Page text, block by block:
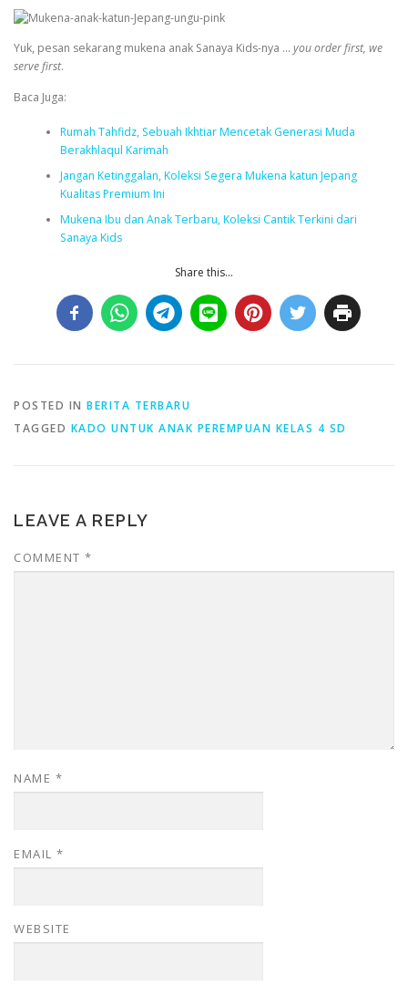
Yuk, pesan sekarang mukena anak Sanaya Kids-nya … you order first, we
serve first.
Baca Juga:
Rumah Tahfidz, Sebuah Ikhtiar Mencetak Generasi Muda
Berakhlaqul Karimah
Jangan Ketinggalan, Koleksi Segera Mukena katun Jepang
Kualitas Premium Ini
Mukena Ibu dan Anak Terbaru, Koleksi Cantik Terkini dari
Sanaya Kids
Share this...
POSTED IN BERITA TERBARU
TAGGED KADO UNTUK ANAK PEREMPUAN KELAS 4 SD
LEAVE A REPLY
COMMENT *
NAME *
EMAIL *
WEBSITE